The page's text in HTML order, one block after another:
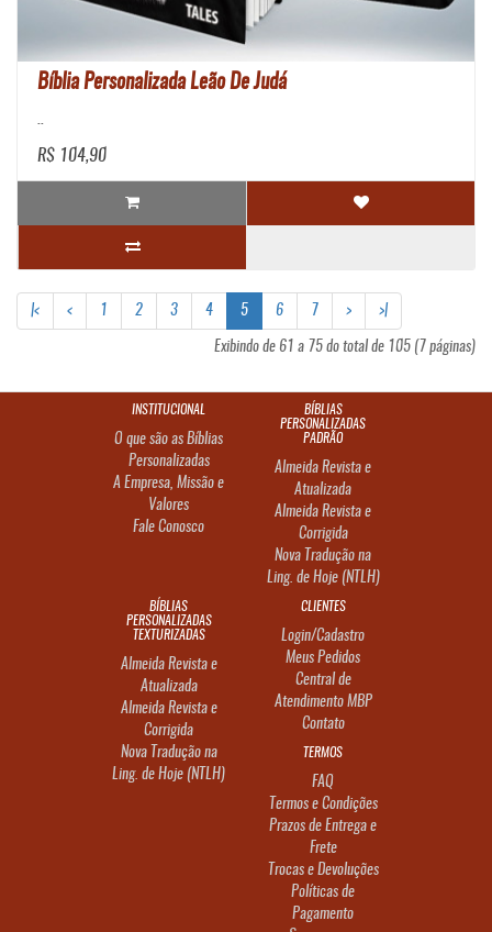
Bíblia Personalizada Leão De Judá
..
R$ 104,90
|< < 1 2 3 4 5 6 7 > >|
Exibindo de 61 a 75 do total de 105 (7 páginas)
INSTITUCIONAL
O que são as Bíblias
Personalizadas
A Empresa, Missão e
Valores
Fale Conosco
BÍBLIAS
PERSONALIZADAS
PADRÃO
Almeida Revista e
Atualizada
Almeida Revista e
Corrigida
Nova Tradução na
Ling. de Hoje (NTLH)
BÍBLIAS
PERSONALIZADAS
TEXTURIZADAS
Almeida Revista e
Atualizada
Almeida Revista e
Corrigida
Nova Tradução na
Ling. de Hoje (NTLH)
CLIENTES
Login/Cadastro
Meus Pedidos
Central de
Atendimento MBP
Contato
TERMOS
FAQ
Termos e Condições
Prazos de Entrega e
Frete
Trocas e Devoluções
Políticas de
Pagamento